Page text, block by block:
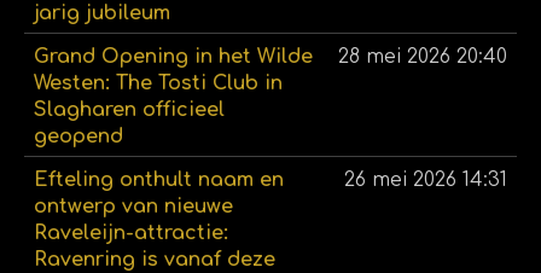
jarig jubileum
Grand Opening in het Wilde
Westen: The Tosti Club in
Slagharen officieel
geopend
28 mei 2026 20:40
Efteling onthult naam en
ontwerp van nieuwe
Raveleijn-attractie:
Ravenring is vanaf deze
26 mei 2026 14:31